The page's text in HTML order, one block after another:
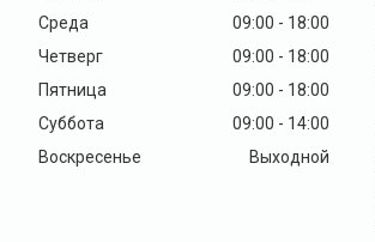
Среда
09:00
18:00
Четверг
09:00
18:00
Пятница
09:00
18:00
Суббота
09:00
14:00
Воскресенье
Выходной